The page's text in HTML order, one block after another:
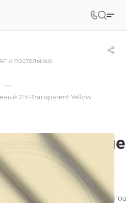
—
и постельных
—
21У-Transparent Yellow
11-0617
используется для